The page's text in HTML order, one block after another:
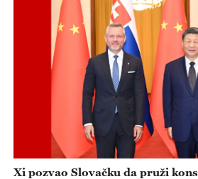
Xi pozvao Slovačku da pruži